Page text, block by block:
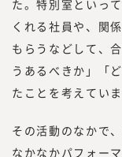
た。特別室といっ
くれる社員や、関
もらうなどして、
うあるべきか」「
たことを考えていま
その活動のなかで
なかなかパフォー